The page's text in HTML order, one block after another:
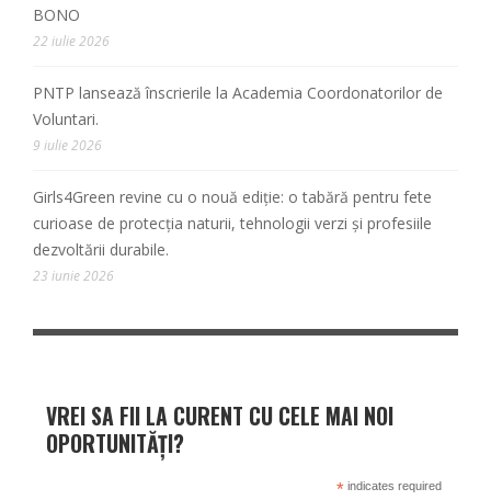
BONO
22 iulie 2026
PNTP lansează înscrierile la Academia Coordonatorilor de
Voluntari.
9 iulie 2026
Girls4Green revine cu o nouă ediție: o tabără pentru fete
curioase de protecția naturii, tehnologii verzi și profesiile
dezvoltării durabile.
23 iunie 2026
VREI SA FII LA CURENT CU CELE MAI NOI
OPORTUNITĂȚI?
*indicates required